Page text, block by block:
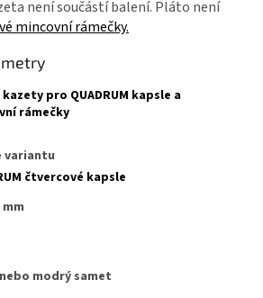
není součástí balení. Pláto není
mincovní rámečky.
kazety pro QUADRUM kapsle a
rámečky
variantu
čtvercové kapsle
mm
modrý samet